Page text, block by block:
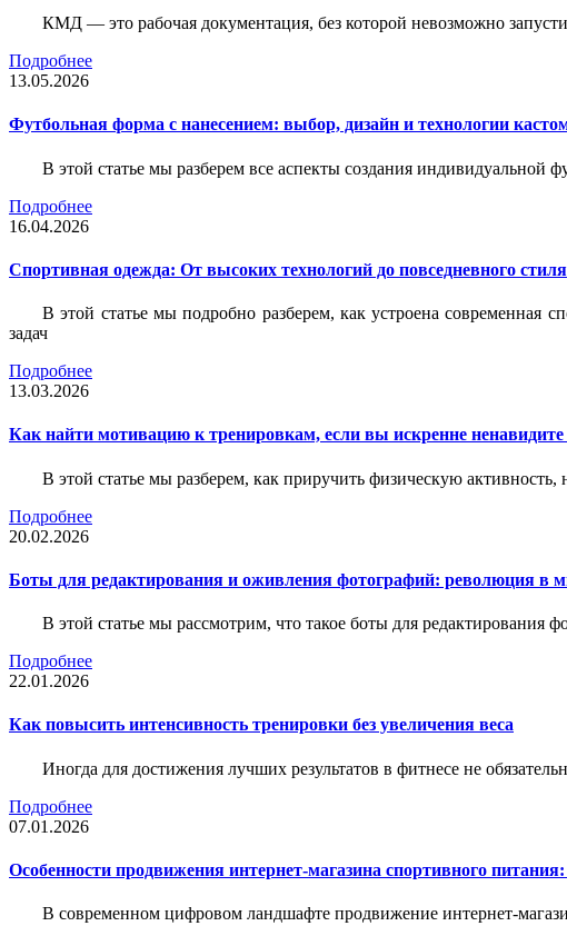
КМД — это рабочая документация, без которой невозможно
Подробнее
13.05.2026
Футбольная форма с нанесением: выбор, дизайн и технологии
В этой статье мы разберем все аспекты создания индивидуальной
Подробнее
16.04.2026
Спортивная одежда: От высоких технологий до повседневного стиля
В этой статье мы подробно разберем, как устроена современная
задач
Подробнее
13.03.2026
Как найти мотивацию к тренировкам, если вы искренне ненавидите
В этой статье мы разберем, как приручить физическую активность,
Подробнее
20.02.2026
Боты для редактирования и оживления фотографий: революция в
В этой статье мы рассмотрим, что такое боты для редактирования
Подробнее
22.01.2026
Как повысить интенсивность тренировки без увеличения веса
Иногда для достижения лучших результатов в фитнесе не
Подробнее
07.01.2026
Особенности продвижения интернет-магазина спортивного
В современном цифровом ландшафте продвижение интернет-